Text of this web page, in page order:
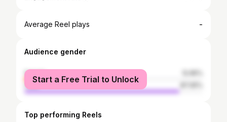
Average Reel plays -
Audience gender
female
male
Start a Free Trial to Unlock
Top performing Reels